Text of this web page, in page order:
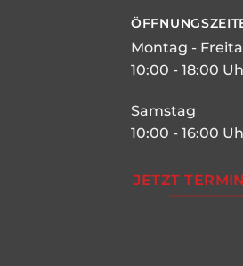
Montag -
10:00 - 18:00
Samstag
10:00 - 16:00
JETZT